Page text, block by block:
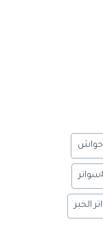
سواتر
الخبر